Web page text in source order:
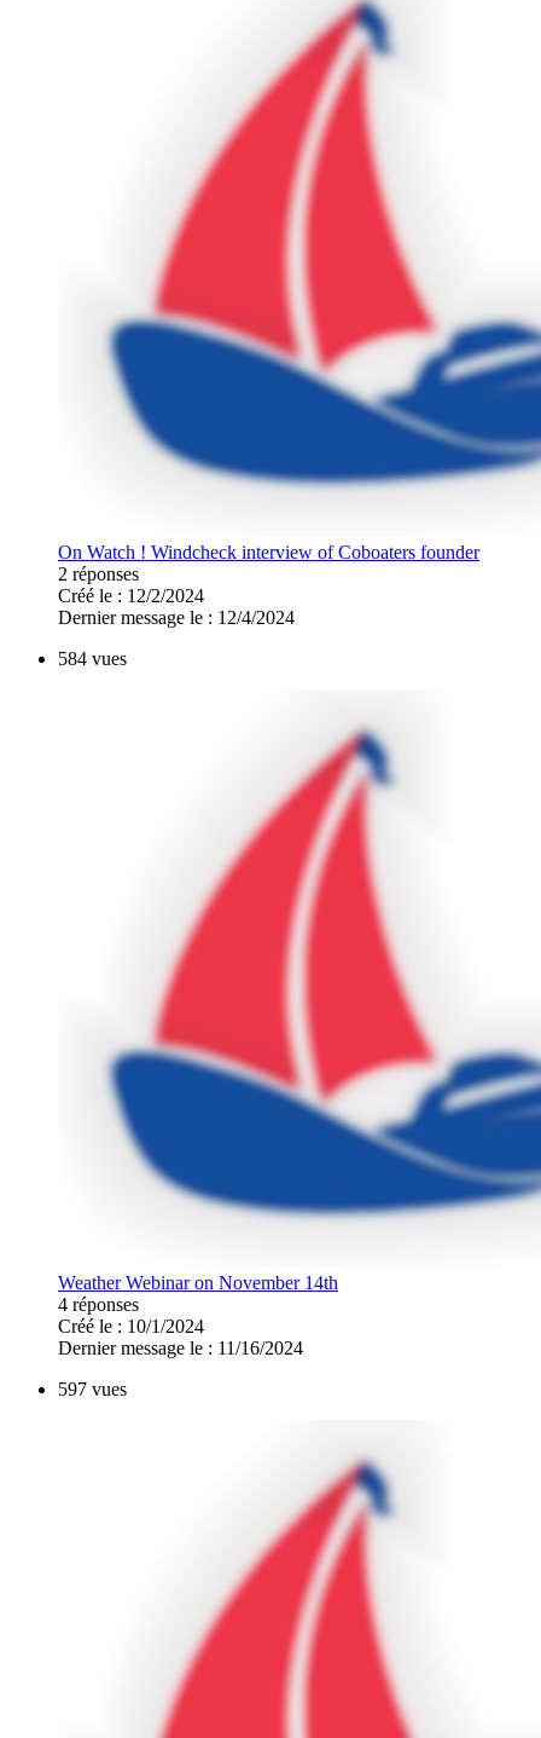
On Watch ! Windcheck interview of Coboaters founder
2 réponses
Créé le : 12/2/2024
Dernier message le : 12/4/2024
584 vues
Weather Webinar on November 14th
4 réponses
Créé le : 10/1/2024
Dernier message le : 11/16/2024
597 vues